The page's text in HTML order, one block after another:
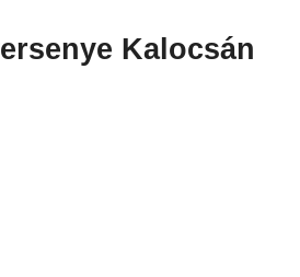
Kalocsán